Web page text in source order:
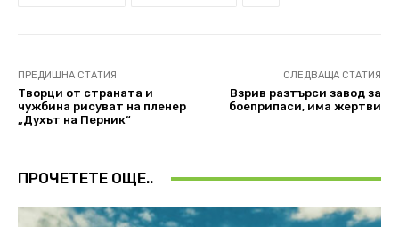
ПРЕДИШНА СТАТИЯ
Творци от страната и
чужбина рисуват на пленер
„Духът на Перник“
СЛЕДВАЩА СТАТИЯ
Взрив разтърси завод за
боеприпаси, има жертви
ПРОЧЕТЕТЕ ОЩЕ..